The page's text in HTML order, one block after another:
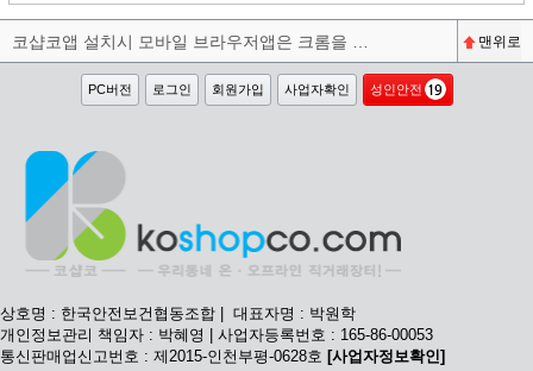
맨위로
PC버전 로그인 회원가입 사업자확인 성인안전
상호명 : 한국안전보건협동조합 | 대표자명 : 박원학
개인정보관리 책임자 : 박혜영 | 사업자등록번호 : 165-86-00053
통신판매업신고번호 : 제2015-인천부평-0628호 [사업자정보확인]